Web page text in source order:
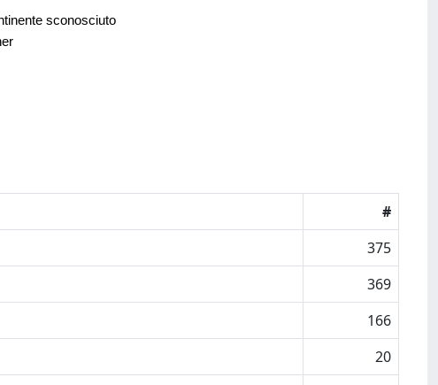
sconosciuto
#
375
369
166
20